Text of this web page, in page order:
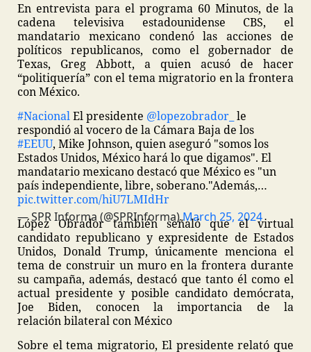
En entrevista para el programa 60 Minutos, de la
cadena televisiva estadounidense CBS, el
mandatario mexicano condenó las acciones de
políticos republicanos, como el gobernador de
Texas, Greg Abbott, a quien acusó de hacer
“politiquería” con el tema migratorio en la frontera
con México.
#NacionalEl presidente @lopezobrador_ le
respondió al vocero de la Cámara Baja de los
#EEUU, Mike Johnson, quien aseguró "somos los
Estados Unidos, México hará lo que digamos". El
mandatario mexicano destacó que México es "un
país independiente, libre, soberano."Además,…
pic.twitter.com/hiU7LMIdHr
— SPR Informa (@SPRInforma)March 25, 2024
López Obrador también señaló que el virtual
candidato republicano y expresidente de Estados
Unidos, Donald Trump, únicamente menciona el
tema de construir un muro en la frontera durante
su campaña, además, destacó que tanto él como el
actual presidente y posible candidato demócrata,
Joe Biden, conocen la importancia de la
relación bilateral con México
Sobre el tema migratorio, El presidente relató que